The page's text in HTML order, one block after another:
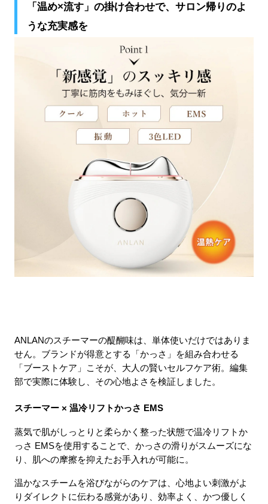
「温め×流す」の掛け合わせで、サロン帰りのよ
うな充実感を
ANLANのスチーマーの醍醐味は、単体使いだけではありま
せん。ブランドが得意とする「かっさ」を組み合わせる
「ブーストケア」こそが、大人の賢いセルフケア術。編集
部で実際に体験し、その心地よさを検証しました。
スチーマー × 温冷リフトかっさ EMS
蒸気で肌がしっとりと柔らかく整った状態で温冷リフトか
っさ EMSを使用することで、かっさの滑りがスムーズにな
り、肌への摩擦を抑えたお手入れが可能に。
温かなスチームを浴びながらのケアは、心地よい刺激がよ
りダイレクトに伝わる感覚があり、効率よく、かつ優しく